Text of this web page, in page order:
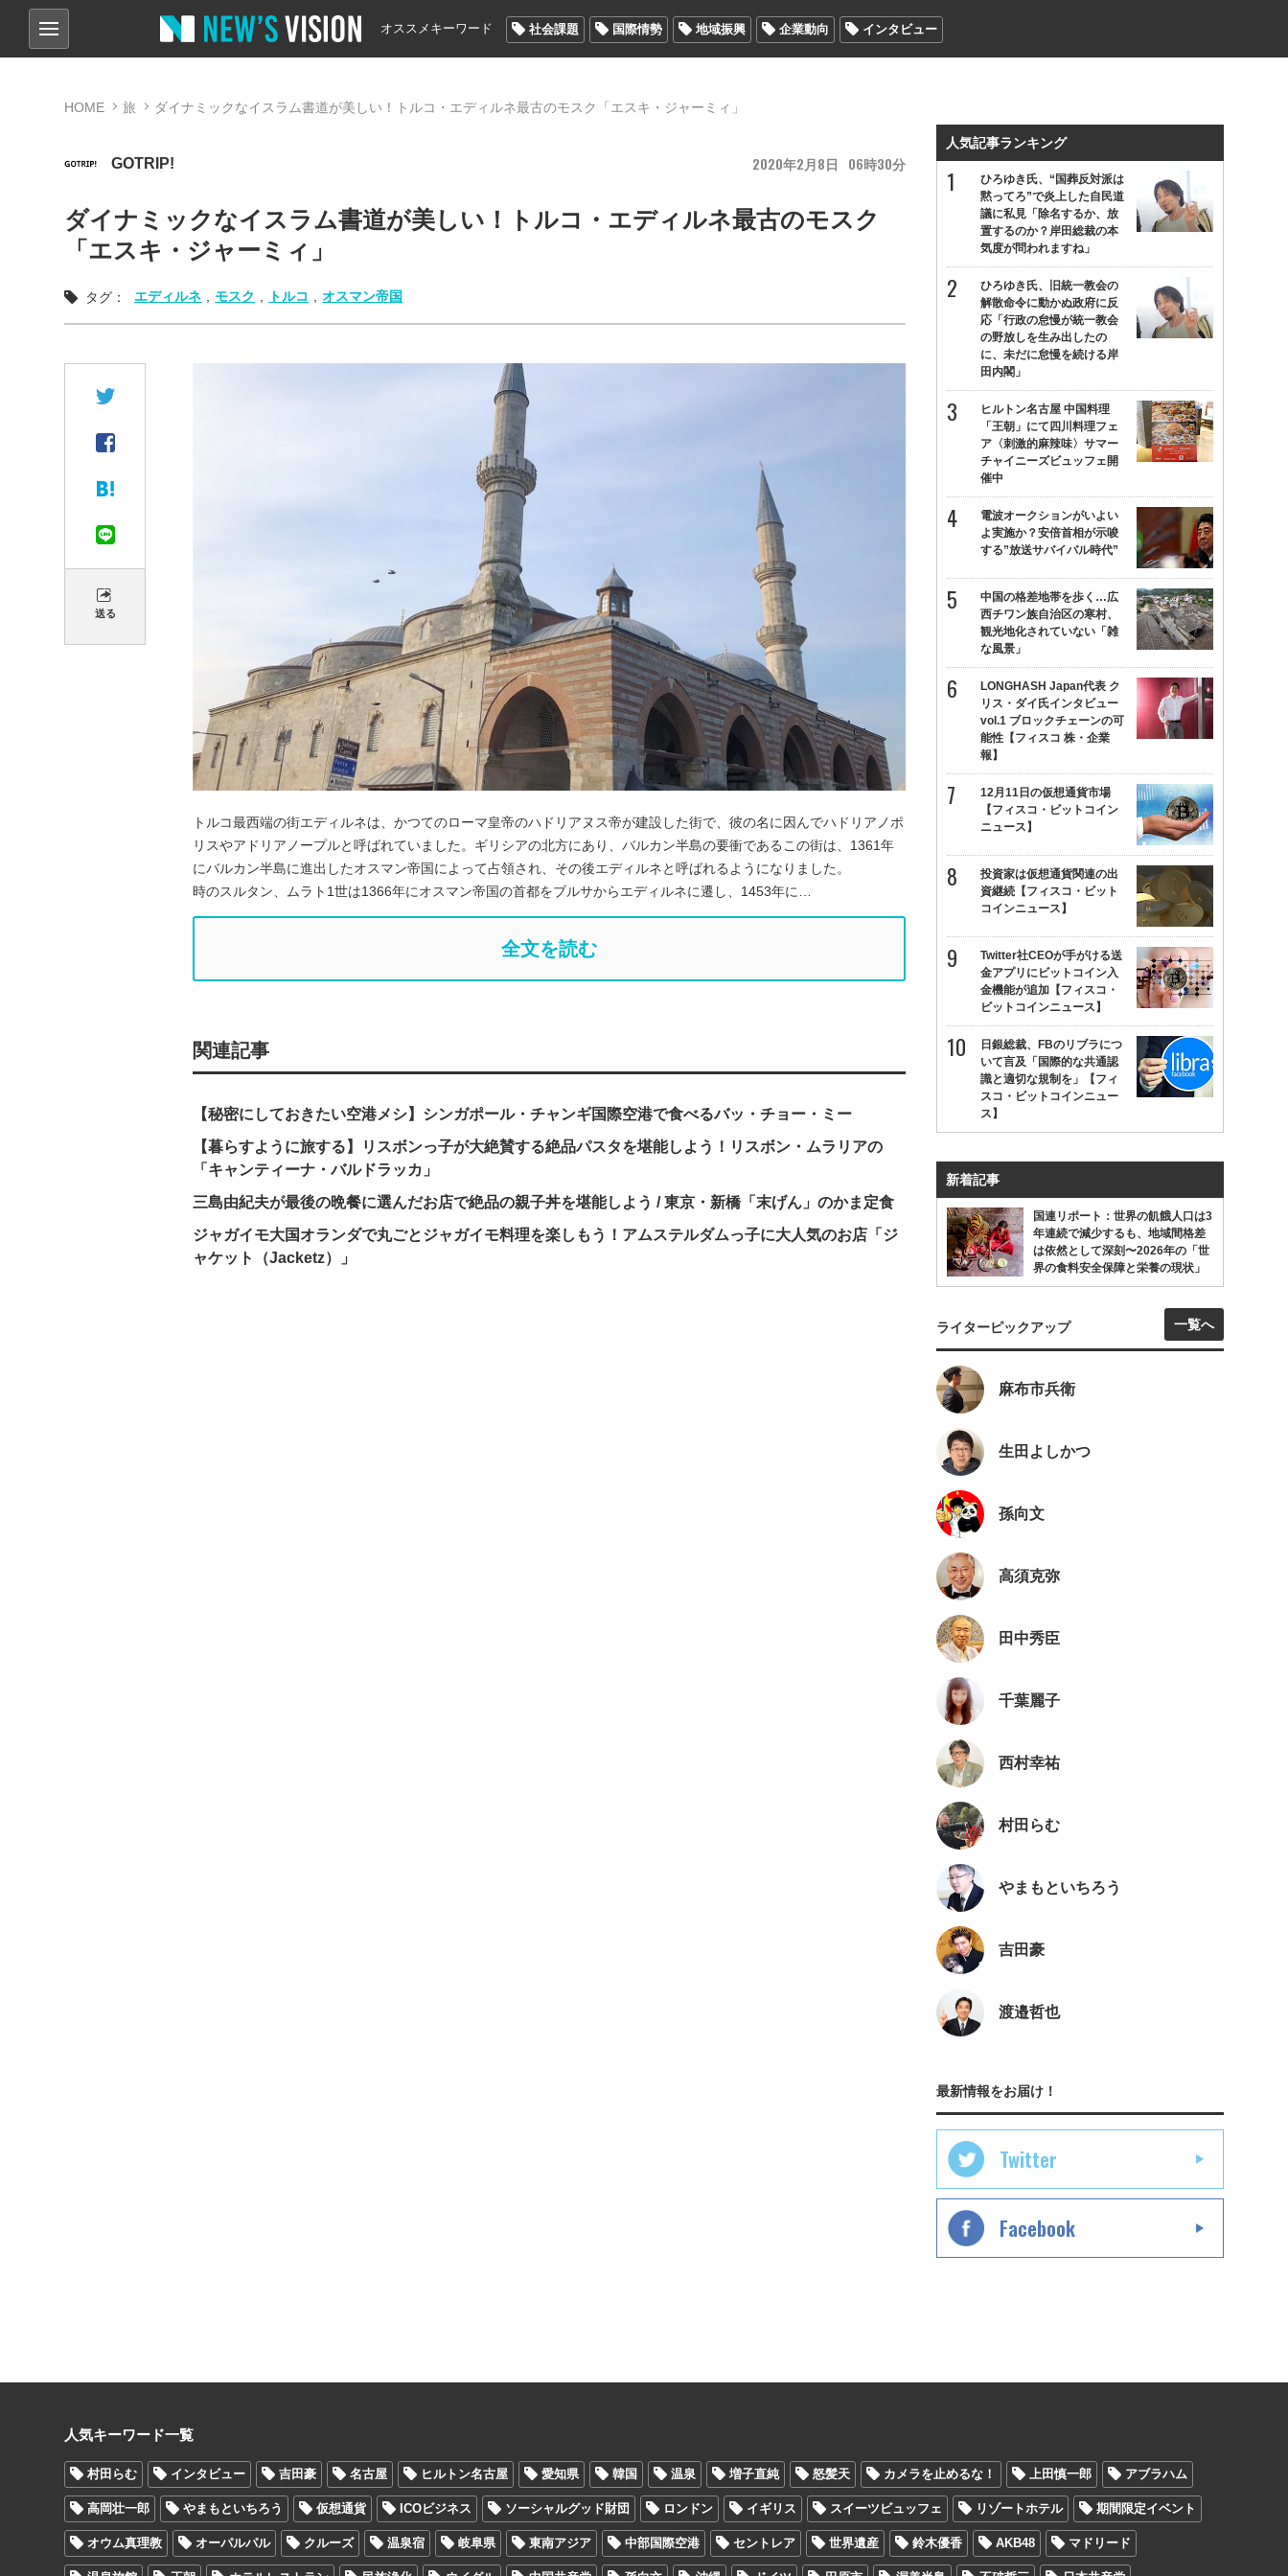
オススメキーワード 社会課題 国際情勢 地域振興 企業動向 インタビュー
HOME 旅 ダイナミックなイスラム書道が美しい！トルコ・エディルネ最古のモスク「エスキ・ジャーミィ」
GOTRIP! 2020 2 8 06 30
ダイナミックなイスラム書道が美しい！トルコ・エディルネ最古のモスク
「エスキ・ジャーミィ」
タグ： エディルネ モスク トルコ オスマン帝国
送る
トルコ最西端の街エディルネは、かつてのローマ皇帝のハドリアヌス帝が建設した街で、彼の名に因んでハドリアノポ
リスやアドリアノープルと呼ばれていました。ギリシアの北方にあり、バルカン半島の要衝であるこの街は、1361年
にバルカン半島に進出したオスマン帝国によって占領され、その後エディルネと呼ばれるようになりました。
時のスルタン、ムラト1世は1366年にオスマン帝国の首都をブルサからエディルネに遷し、1453年に…
全文を読む
関連記事
【秘密にしておきたい空港メシ】シンガポール・チャンギ国際空港で食べるバッ・チョー・ミー
【暮らすように旅する】リスボンっ子が大絶賛する絶品パスタを堪能しよう！リスボン・ムラリアの
「キャンティーナ・バルドラッカ」
三島由紀夫が最後の晩餐に選んだお店で絶品の親子丼を堪能しよう / 東京・新橋「末げん」のかま定食
ジャガイモ大国オランダで丸ごとジャガイモ料理を楽しもう！アムステルダムっ子に大人気のお店「ジ
ャケット（Jacketz）」
人気記事ランキング
ひろゆき氏、“国葬反対派は
黙ってろ”で炎上した自民道
議に私見「除名するか、放
置するのか？岸田総裁の本
気度が問われますね」
ひろゆき氏、旧統一教会の
解散命令に動かぬ政府に反
応「行政の怠慢が統一教会
の野放しを生み出したの
に、未だに怠慢を続ける岸
田内閣」
ヒルトン名古屋 中国料理
「王朝」にて四川料理フェ
ア〈刺激的麻辣味〉サマー
チャイニーズビュッフェ開
催中
電波オークションがいよい
よ実施か？安倍首相が示唆
する”放送サバイバル時代”
中国の格差地帯を歩く…広
西チワン族自治区の寒村、
観光地化されていない「雑
な風景」
LONGHASH Japan代表 ク
リス・ダイ氏インタビュー
vol.1 ブロックチェーンの可
能性【フィスコ 株・企業
報】
12月11日の仮想通貨市場
【フィスコ・ビットコイン
ニュース】
投資家は仮想通貨関連の出
資継続【フィスコ・ビット
コインニュース】
Twitter社CEOが手がける送
金アプリにビットコイン入
金機能が追加【フィスコ・
ビットコインニュース】
日銀総裁、FBのリブラにつ
いて言及「国際的な共通認
識と適切な規制を」【フィ
スコ・ビットコインニュー
ス】
新着記事
国連リポート：世界の飢餓人口は3
年連続で減少するも、地域間格差
は依然として深刻〜2026年の「世
界の食料安全保障と栄養の現状」
ライターピックアップ 一覧へ
麻布市兵衛
生田よしかつ
孫向文
高須克弥
田中秀臣
千葉麗子
西村幸祐
村田らむ
やまもといちろう
吉田豪
渡邉哲也
最新情報をお届け！
Twitter
Facebook
人気キーワード一覧
村田らむ インタビュー 吉田豪 名古屋 ヒルトン名古屋 愛知県 韓国 温泉 増子直純 怒髪天 カメラを止めるな！ 上田慎一郎 アブラハム
高岡壮一郎 やまもといちろう 仮想通貨 ICOビジネス ソーシャルグッド財団 ロンドン イギリス スイーツビュッフェ リゾートホテル 期間限定イベント
オウム真理教 オーパルパル クルーズ 温泉宿 岐阜県 東南アジア 中部国際空港 セントレア 世界遺産 鈴木優香 AKB48 マドリード